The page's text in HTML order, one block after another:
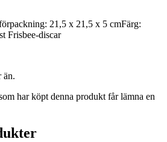
21,5 x 21,5 x 5 cmFärg:
Frisbee-discar
än.
har köpt denna produkt får lämna en